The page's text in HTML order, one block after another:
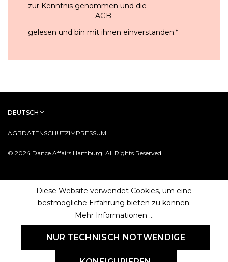
zur Kenntnis genommen und die
AGB
gelesen und bin mit ihnen einverstanden.*
© 2024 Dance Affairs Hamburg. All Rights Reserved.
AGBDATENSCHUTZIMPRESSUM
DEUTSCH
Diese Website verwendet Cookies, um eine
bestmögliche Erfahrung bieten zu können.
Mehr Informationen ...
NUR TECHNISCH NOTWENDIGE